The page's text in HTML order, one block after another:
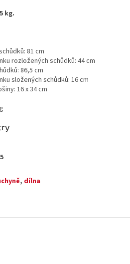
kg.
81 cm
rozložených schůdků: 44 cm
86,5 cm
složených schůdků: 16 cm
16 x 34 cm
, dílna